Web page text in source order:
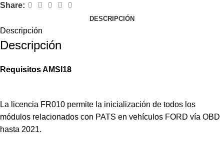
Share:
DESCRIPCIÓN
Descripción
Descripción
Requisitos AMSI18
La licencia FR010 permite la inicialización de todos los
módulos relacionados con PATS en vehículos FORD vía OBD
hasta 2021.